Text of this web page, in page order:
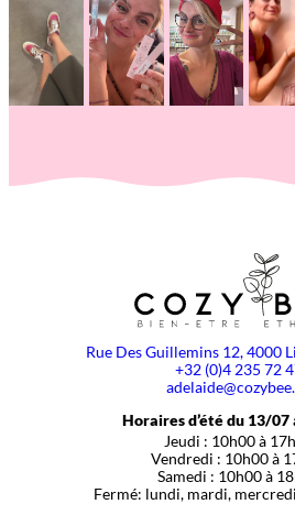
Rue Des Guillemins 12, 4000
+32 (0)4 235 72
Horaires d’été du 13/07
Jeudi : 10h00 à
Vendredi : 10h00 à
Samedi : 10h00 à
Fermé: lundi, mardi,